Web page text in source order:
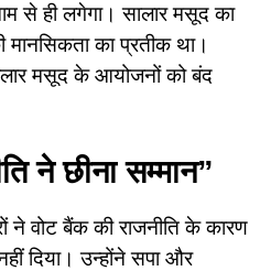
से ही लगेगा। सालार मसूद का
मानसिकता का प्रतीक था।
मसूद के आयोजनों को बंद
ने छीना सम्मान”
ने वोट बैंक की राजनीति के कारण
दिया। उन्होंने सपा और